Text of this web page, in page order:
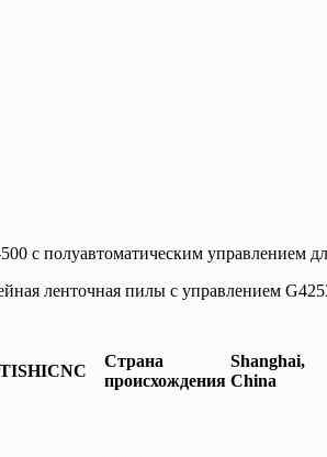
с полуавтоматическим управлением
ленточная пилы с управлением
Страна
происхождения
Shanghai,
China